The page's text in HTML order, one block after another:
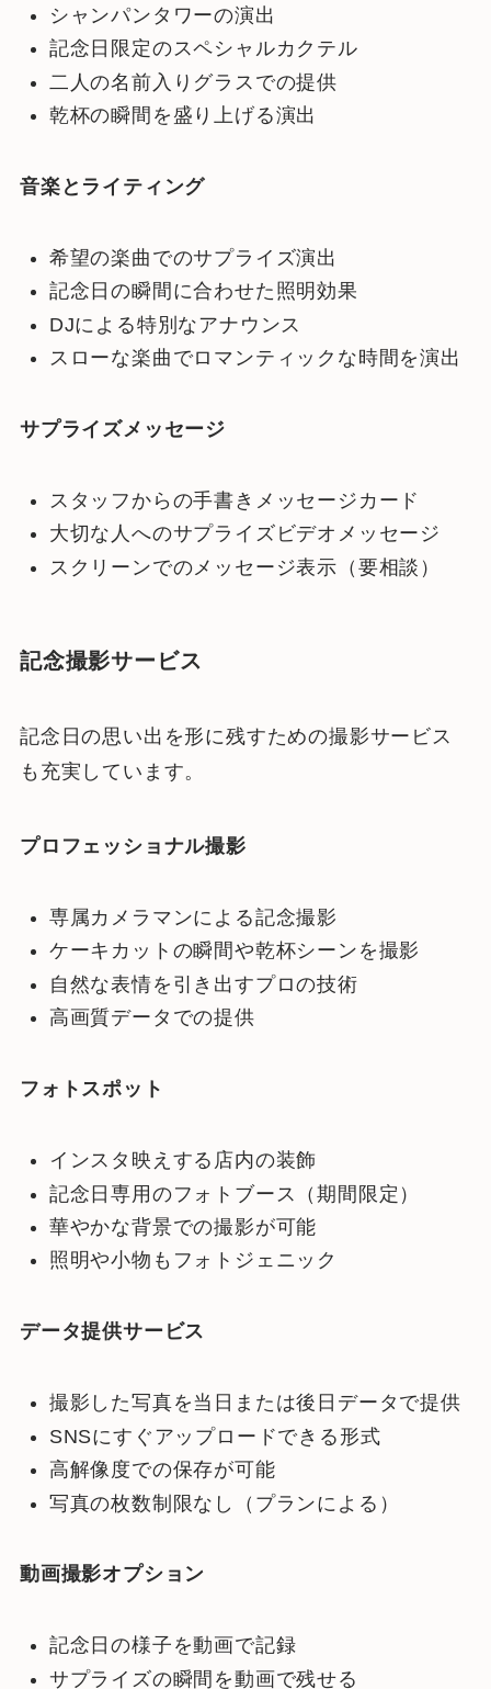
シャンパンタワーの演出
記念日限定のスペシャルカクテル
二人の名前入りグラスでの提供
乾杯の瞬間を盛り上げる演出
音楽とライティング
希望の楽曲でのサプライズ演出
記念日の瞬間に合わせた照明効果
DJによる特別なアナウンス
スローな楽曲でロマンティックな時間を演出
サプライズメッセージ
スタッフからの手書きメッセージカード
大切な人へのサプライズビデオメッセージ
スクリーンでのメッセージ表示（要相談）
記念撮影サービス
記念日の思い出を形に残すための撮影サービス
も充実しています。
プロフェッショナル撮影
専属カメラマンによる記念撮影
ケーキカットの瞬間や乾杯シーンを撮影
自然な表情を引き出すプロの技術
高画質データでの提供
フォトスポット
インスタ映えする店内の装飾
記念日専用のフォトブース（期間限定）
華やかな背景での撮影が可能
照明や小物もフォトジェニック
データ提供サービス
撮影した写真を当日または後日データで提供
SNSにすぐアップロードできる形式
高解像度での保存が可能
写真の枚数制限なし（プランによる）
動画撮影オプション
記念日の様子を動画で記録
サプライズの瞬間を動画で残せる